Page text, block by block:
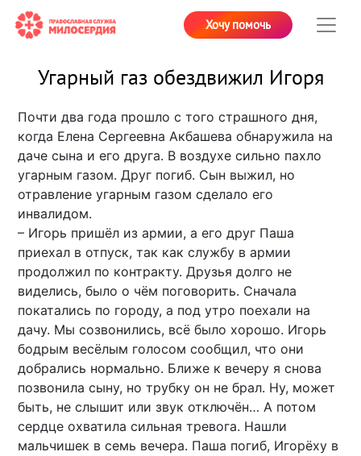
Хочу помочь
Угарный газ обездвижил Игоря
Почти два года прошло с того страшного дня,
когда Елена Сергеевна Акбашева обнаружила на
даче сына и его друга. В воздухе сильно пахло
угарным газом. Друг погиб. Сын выжил, но
отравление угарным газом сделало его
инвалидом.
– Игорь пришёл из армии, а его друг Паша
приехал в отпуск, так как службу в армии
продолжил по контракту. Друзья долго не
виделись, было о чём поговорить. Сначала
покатались по городу, а под утро поехали на
дачу. Мы созвонились, всё было хорошо. Игорь
бодрым весёлым голосом сообщил, что они
добрались нормально. Ближе к вечеру я снова
позвонила сыну, но трубку он не брал. Ну, может
быть, не слышит или звук отключён… А потом
сердце охватила сильная тревога. Нашли
мальчишек в семь вечера. Паша погиб, Игорёху в